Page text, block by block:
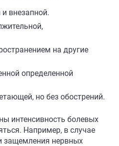
внезапной.
на другие
определенной
но без обострений.
интенсивность болевых
Например, в случае
защемления нервных